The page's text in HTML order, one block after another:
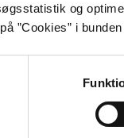
og
”Cookies” i